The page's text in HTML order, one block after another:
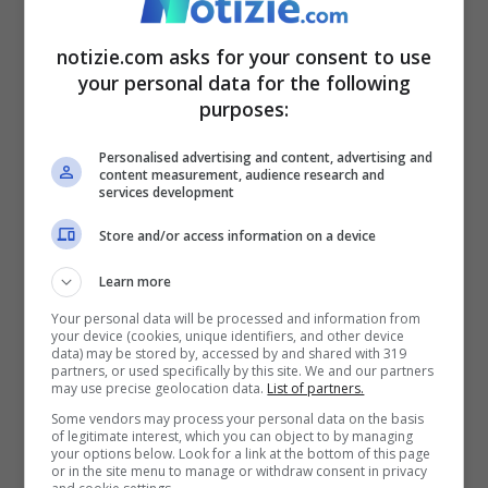
Assunta è viva grazie ai
carabinieri
Un quarto d’ora dopo, Assunta è stata
trasportata in ospedale a bordo di
un’ambulanza, dov’è stata operata, poi
ricoverata in terapia intensiva. Per undici
giorni è rimasta in coma farmacologico
fino a che i medici non l’hanno dichiarata
fuori pericolo. Una volta a casa, ha chiesto
subito di incontrare i tre carabinieri che
non l’hanno abbandonata e anzi, l’hanno
notizie.com asks for your consent to use
your personal data for the following
purposes:
Personalised advertising and content, advertising and
content measurement, audience research and
services development
Store and/or access information on a device
Learn more
Your personal data will be processed and information from
your device (cookies, unique identifiers, and other device
data) may be stored by, accessed by and shared with 319
partners, or used specifically by this site. We and our partners
may use precise geolocation data. List of partners.
Some vendors may process your personal data on the basis
of legitimate interest, which you can object to by managing
your options below. Look for a link at the bottom of this page
or in the site menu to manage or withdraw consent in privacy